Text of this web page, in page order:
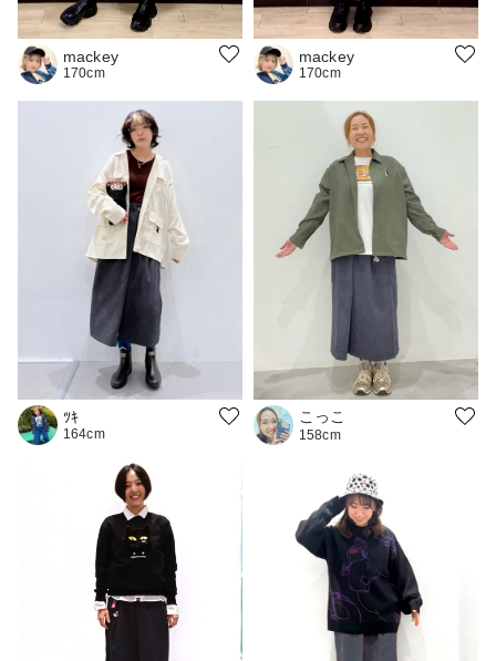
mackey
170cm
mackey
170cm
ﾂｷ
164cm
こっこ
158cm